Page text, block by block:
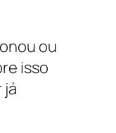
ou
isso
já